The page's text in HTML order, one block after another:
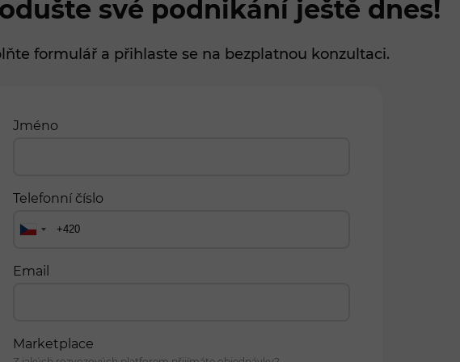
své podnikání ještě dnes!
formulář a přihlaste se na bezplatnou konzultaci.
Jméno
Telefonní číslo
Email
Marketplace